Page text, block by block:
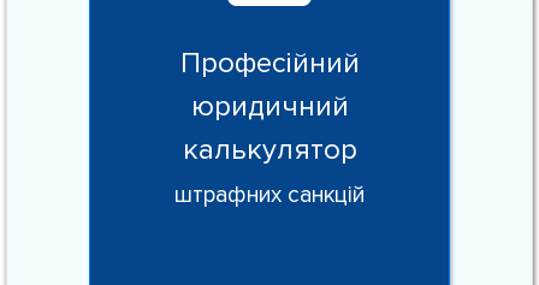
Професійний
юридичний
калькулятор
штрафних санкцій